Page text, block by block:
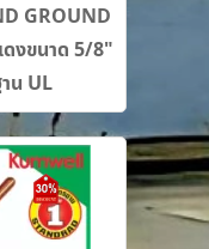
GROUND
งขนาด 5/8"
น UL